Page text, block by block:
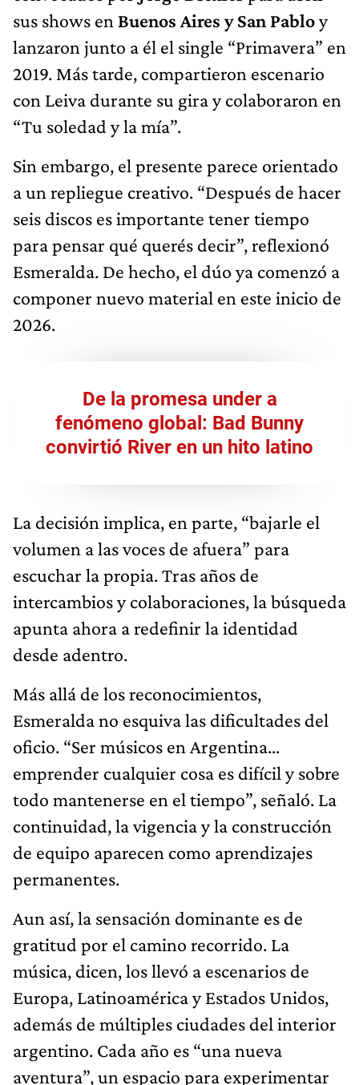
sus shows en Buenos Aires y San Pabloy
lanzaron junto a él el single “Primavera” en
2019. Más tarde, compartieron escenario
con Leiva durante su gira y colaboraron en
“Tu soledad y la mía”.
Sin embargo, el presente parece orientado
a un repliegue creativo. “Después de hacer
seis discos es importante tener tiempo
para pensar qué querés decir”, reflexionó
Esmeralda. De hecho, el dúo ya comenzó a
componer nuevo material en este inicio de
2026.
De la promesa under a
fenómeno global: Bad Bunny
convirtió River en un hito latino
La decisión implica, en parte, “bajarle el
volumen a las voces de afuera” para
escuchar la propia. Tras años de
intercambios y colaboraciones, la búsqueda
apunta ahora a redefinir la identidad
desde adentro.
Más allá de los reconocimientos,
Esmeralda no esquiva las dificultades del
oficio. “Ser músicos en Argentina…
emprender cualquier cosa es difícil y sobre
todo mantenerse en el tiempo”, señaló. La
continuidad, la vigencia y la construcción
de equipo aparecen como aprendizajes
permanentes.
Aun así, la sensación dominante es de
gratitud por el camino recorrido. La
música, dicen, los llevó a escenarios de
Europa, Latinoamérica y Estados Unidos,
además de múltiples ciudades del interior
argentino. Cada año es “una nueva
aventura”, un espacio para experimentar